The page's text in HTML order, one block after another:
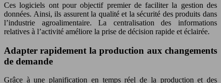
Ces logiciels ont pour objectif premier de faciliter la gestion des
données. Ainsi, ils assurent la qualité et la sécurité des produits dans
l’industrie agroalimentaire. La centralisation des informations
relatives à l’activité améliore la prise de décision rapide et éclairée.
Adapter rapidement la production aux changements
de demande
Grâce à une planification en temps réel de la production et des